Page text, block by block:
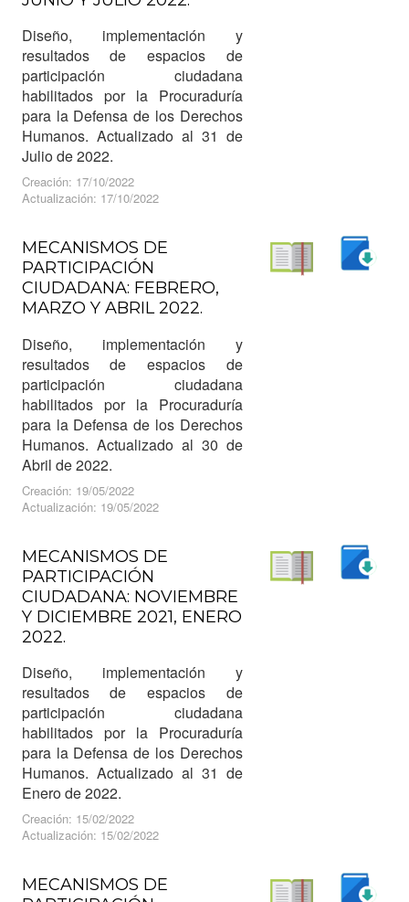
Diseño, implementación y
resultados de espacios de
participación ciudadana
habilitados por la Procuraduría
para la Defensa de los Derechos
Humanos. Actualizado al 31 de
Julio de 2022.
Creación: 17/10/2022
Actualización: 17/10/2022
MECANISMOS DE
PARTICIPACIÓN
CIUDADANA: FEBRERO,
MARZO Y ABRIL 2022.
Diseño, implementación y
resultados de espacios de
participación ciudadana
habilitados por la Procuraduría
para la Defensa de los Derechos
Humanos. Actualizado al 30 de
Abril de 2022.
Creación: 19/05/2022
Actualización: 19/05/2022
MECANISMOS DE
PARTICIPACIÓN
CIUDADANA: NOVIEMBRE
Y DICIEMBRE 2021, ENERO
2022.
Diseño, implementación y
resultados de espacios de
participación ciudadana
habilitados por la Procuraduría
para la Defensa de los Derechos
Humanos. Actualizado al 31 de
Enero de 2022.
Creación: 15/02/2022
Actualización: 15/02/2022
MECANISMOS DE